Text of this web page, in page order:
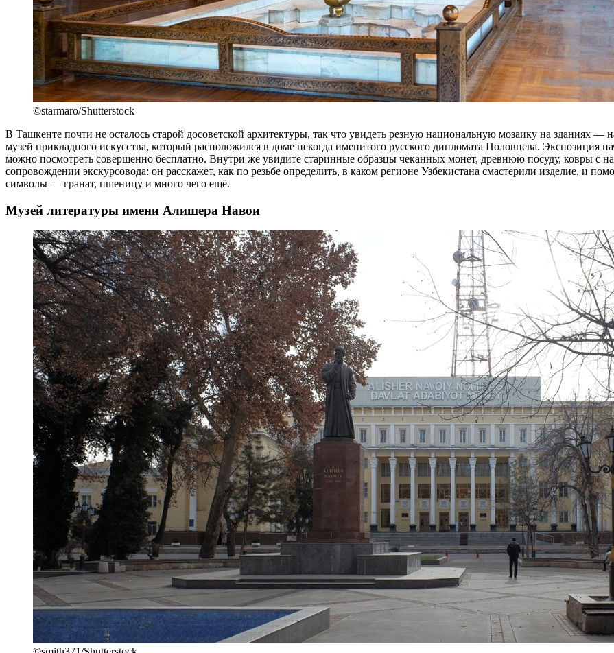
©starmaro/Shutterstock
В Ташкенте почти не осталось старой досоветской архитектуры, так что увидеть резную национальную мозаику на зданиях —
музей прикладного искусства, который расположился в доме некогда именитого русского дипломата Половцева. Экспозиция
можно посмотреть совершенно бесплатно. Внутри же увидите старинные образцы чеканных монет, древнюю посуду, ковры с
сопровождении экскурсовода: он расскажет, как по резьбе определить, в каком регионе Узбекистана смастерили изделие, и
символы — гранат, пшеницу и много чего ещё.
Музей литературы имени Алишера Навои